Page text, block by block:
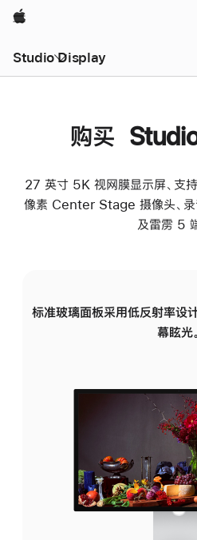
Apple
Studio Display
购买
27 英寸 5K 视网膜显示屏、支
像素 Center Stage 摄像头、录
及雷雳 5
标准玻璃面板采用低反射率设
幕眩光。